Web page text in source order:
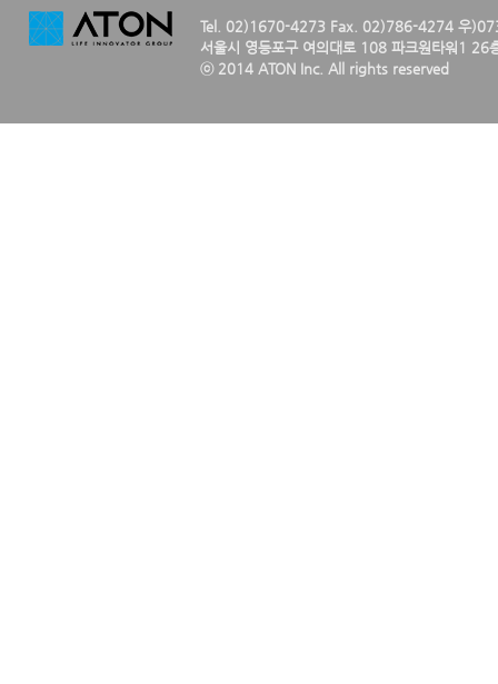
Tel. 02)1670-4273 Fax. 02)786-4274 우
서울시 영등포구 여의대로 108 파크원타워1 26
ⓒ 2014 ATON Inc. All rights reserved